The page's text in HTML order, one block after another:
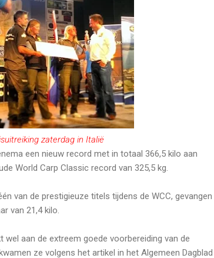
zaterdag in Italië
een nieuw record met in totaal 366,5 kilo aan
World Carp Classic record van 325,5 kg.
van de prestigieuze titels tijdens de WCC, gevangen
van 21,4 kilo.
aan de extreem goede voorbereiding van de
ze volgens het artikel in het Algemeen